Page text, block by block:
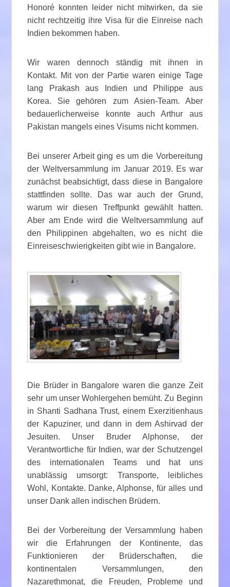
Honoré konnten leider nicht mitwirken, da sie
nicht rechtzeitig ihre Visa für die Einreise nach
Indien bekommen haben.
Wir waren dennoch ständig mit ihnen in
Kontakt. Mit von der Partie waren einige Tage
lang Prakash aus Indien und Philippe aus
Korea. Sie gehören zum Asien-Team. Aber
bedauerlicherweise konnte auch Arthur aus
Pakistan mangels eines Visums nicht kommen.
Bei unserer Arbeit ging es um die Vorbereitung
der Weltversammlung im Januar 2019. Es war
zunächst beabsichtigt, dass diese in Bangalore
stattfinden sollte. Das war auch der Grund,
warum wir diesen Treffpunkt gewählt hatten.
Aber am Ende wird die Weltversammlung auf
den Philippinen abgehalten, wo es nicht die
Einreiseschwierigkeiten gibt wie in Bangalore.
Die Brüder in Bangalore waren die ganze Zeit
sehr um unser Wohlergehen bemüht. Zu Beginn
in Shanti Sadhana Trust, einem Exerzitienhaus
der Kapuziner, und dann in dem Ashirvad der
Jesuiten. Unser Bruder Alphonse, der
Verantwortliche für Indien, war der Schutzengel
des internationalen Teams und hat uns
unablässig umsorgt: Transporte, leibliches
Wohl, Kontakte. Danke, Alphonse, für alles und
unser Dank allen indischen Brüdern.
Bei der Vorbereitung der Versammlung haben
wir die Erfahrungen der Kontinente, das
Funktionieren der Brüderschaften, die
kontinentalen Versammlungen, den
Nazarethmonat, die Freuden, Probleme und